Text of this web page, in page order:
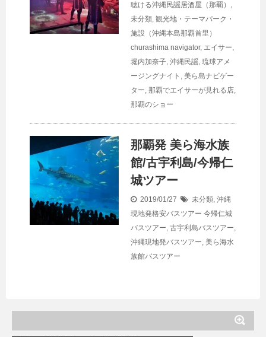
聴ける沖縄民謡居酒屋（那覇） ,
未分類, 観光地・テーマパーク・
施設（沖縄本島那覇首里）
churashima navigator, エイサー,
堀内加奈子, 沖縄民謡, 琉球アメ
ージングナイト , 美ら島ナビゲー
ター, 那覇でエイサーが見れる店,
那覇のショー
那覇発 美ら海水族
館/古宇利島/今帰仁
城ツアー
2019/01/27 未分類, 沖縄
現地発格安バスツアー 今帰仁城
バスツアー, 古宇利島バスツアー,
沖縄現地発バスツアー, 美ら海水
族館バスツアー